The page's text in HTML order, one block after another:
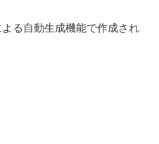
る自動生成機能で作成され